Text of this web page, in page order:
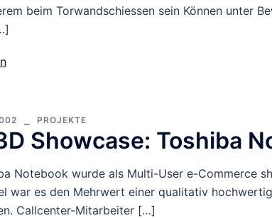
beim Torwandschiessen sein Können unter
PROJEKTE
Showcase: Toshiba
Notebook wurde als Multi-User e-Commerce
war es den Mehrwert einer qualitativ
Callcenter-Mitarbeiter […]